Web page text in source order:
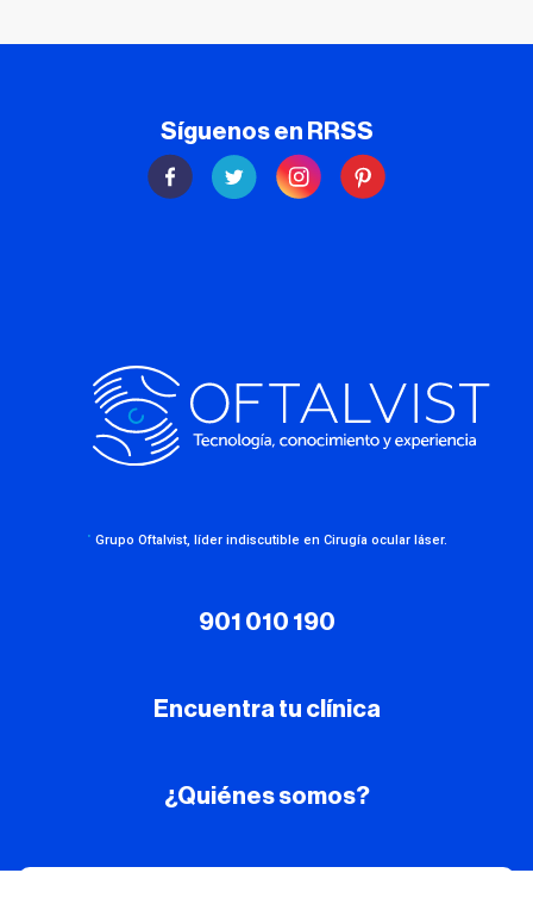
Síguenos en RRSS
· Grupo Oftalvist, líder indiscutible en Cirugía ocular láser.
901 010 190
Encuentra tu clínica
¿Quiénes somos?